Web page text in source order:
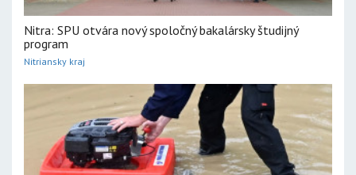
Nitra: SPU otvára nový spoločný bakalársky študijný
program
Nitriansky kraj